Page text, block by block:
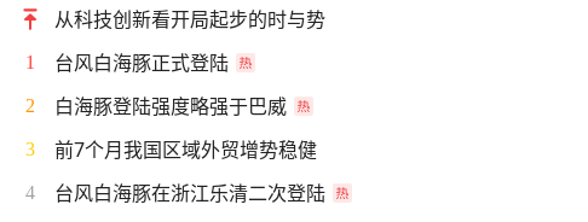
从科技创新看开局起步的时与势
1 台风白海豚正式登陆
2 白海豚登陆强度略强于巴威
3 前7个月我国区域外贸增势稳健
4 台风白海豚在浙江乐清二次登陆